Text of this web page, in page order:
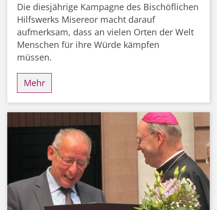
Die diesjährige Kampagne des Bischöflichen
Hilfswerks Misereor macht darauf
aufmerksam, dass an vielen Orten der Welt
Menschen für ihre Würde kämpfen
müssen.
Mehr